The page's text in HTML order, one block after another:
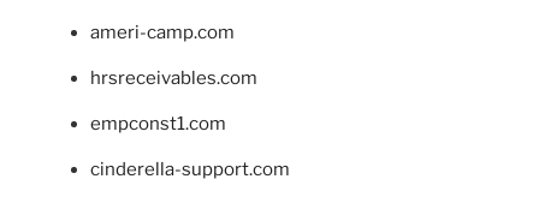
ameri-camp.com
hrsreceivables.com
empconst1.com
cinderella-support.com